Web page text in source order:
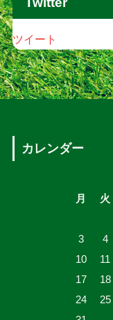
ツイート
カレンダー
月
火
3
4
10
11
17
18
24
25